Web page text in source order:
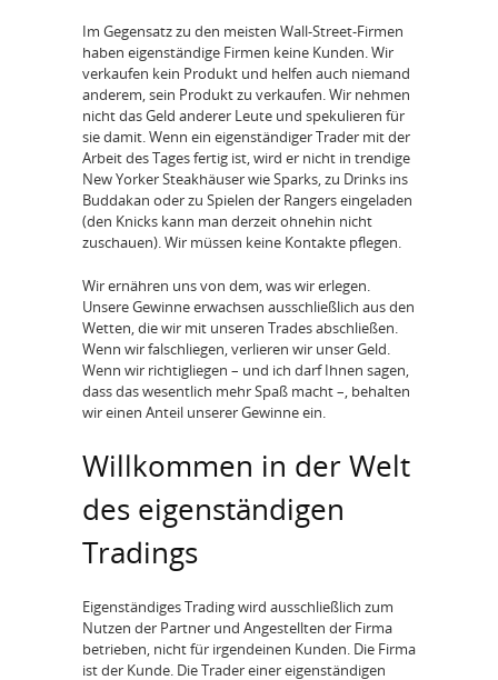
Im Gegensatz zu den meisten Wall-Street-Firmen
haben eigenständige Firmen keine Kunden. Wir
verkaufen kein Produkt und helfen auch niemand
anderem, sein Produkt zu verkaufen. Wir nehmen
nicht das Geld anderer Leute und spekulieren für
sie damit. Wenn ein eigenständiger Trader mit der
Arbeit des Tages fertig ist, wird er nicht in trendige
New Yorker Steakhäuser wie Sparks, zu Drinks ins
Buddakan oder zu Spielen der Rangers eingeladen
(den Knicks kann man derzeit ohnehin nicht
zuschauen). Wir müssen keine Kontakte pflegen.
Wir ernähren uns von dem, was wir erlegen.
Unsere Gewinne erwachsen ausschließlich aus den
Wetten, die wir mit unseren Trades abschließen.
Wenn wir falschliegen, verlieren wir unser Geld.
Wenn wir richtigliegen – und ich darf Ihnen sagen,
dass das wesentlich mehr Spaß macht –, behalten
wir einen Anteil unserer Gewinne ein.
Willkommen in der Welt
des eigenständigen
Tradings
Eigenständiges Trading wird ausschließlich zum
Nutzen der Partner und Angestellten der Firma
betrieben, nicht für irgendeinen Kunden. Die Firma
ist der Kunde. Die Trader einer eigenständigen